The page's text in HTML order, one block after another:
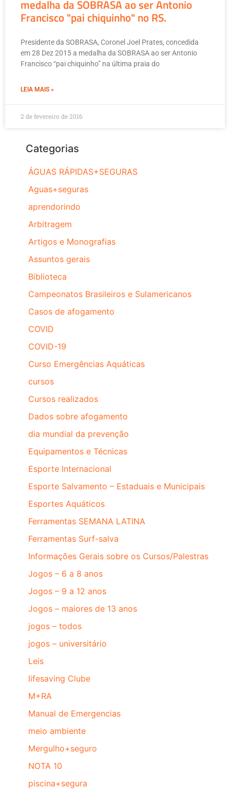
medalha da SOBRASA ao ser Antonio
Francisco "pai chiquinho" no RS.
Presidente da SOBRASA, Coronel Joel Prates, concedida
em 28 Dez 2015 a medalha da SOBRASA ao ser Antonio
Francisco “pai chiquinho” na última praia do
LEIA MAIS »
2 de fevereiro de 2016
Categorias
ÁGUAS RÁPIDAS+SEGURAS
Aguas+seguras
aprendorindo
Arbitragem
Artigos e Monografias
Assuntos gerais
Biblioteca
Campeonatos Brasileiros e Sulamericanos
Casos de afogamento
COVID
COVID-19
Curso Emergências Aquáticas
cursos
Cursos realizados
Dados sobre afogamento
dia mundial da prevenção
Equipamentos e Técnicas
Esporte Internacional
Esporte Salvamento – Estaduais e Municipais
Esportes Aquáticos
Ferramentas SEMANA LATINA
Ferramentas Surf-salva
Informações Gerais sobre os Cursos/Palestras
Jogos – 6 a 8 anos
Jogos – 9 a 12 anos
Jogos – maiores de 13 anos
jogos – todos
jogos – universitário
Leis
lifesaving Clube
M+RA
Manual de Emergencias
meio ambiente
Mergulho+seguro
NOTA 10
piscina+segura